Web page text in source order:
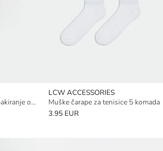
Djevojačke čarape za tenisice, pakiranje od 7 komada
LCW ACCESSORIES
Muške čarape za tenisice 5 komada
3.95 EUR